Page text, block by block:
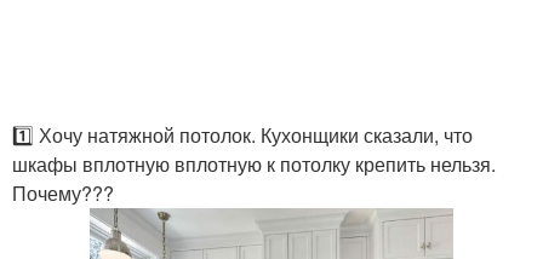
1️⃣ Хочу натяжной потолок. Кухонщики сказали, что
шкафы вплотную вплотную к потолку крепить нельзя.
Почему???